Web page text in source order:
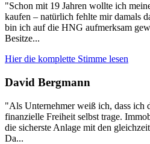
"Schon mit 19 Jahren wollte ich
kaufen – natürlich fehlte mir damals
bin ich auf die HNG aufmerksam
Besitze...
Hier die komplette Stimme lesen
David Bergmann
"Als Unternehmer weiß ich, dass ich
finanzielle Freiheit selbst trage.
die sicherste Anlage mit den
Da...